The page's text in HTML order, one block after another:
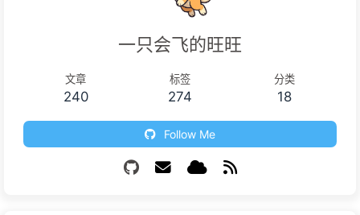
一只会飞的旺旺
文章
240
标签
274
分类
18
Follow Me